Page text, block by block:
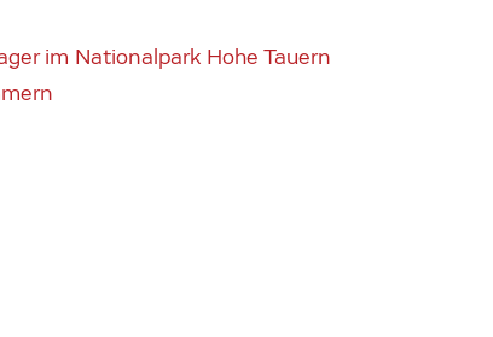
im Nationalpark Hohe Tauern